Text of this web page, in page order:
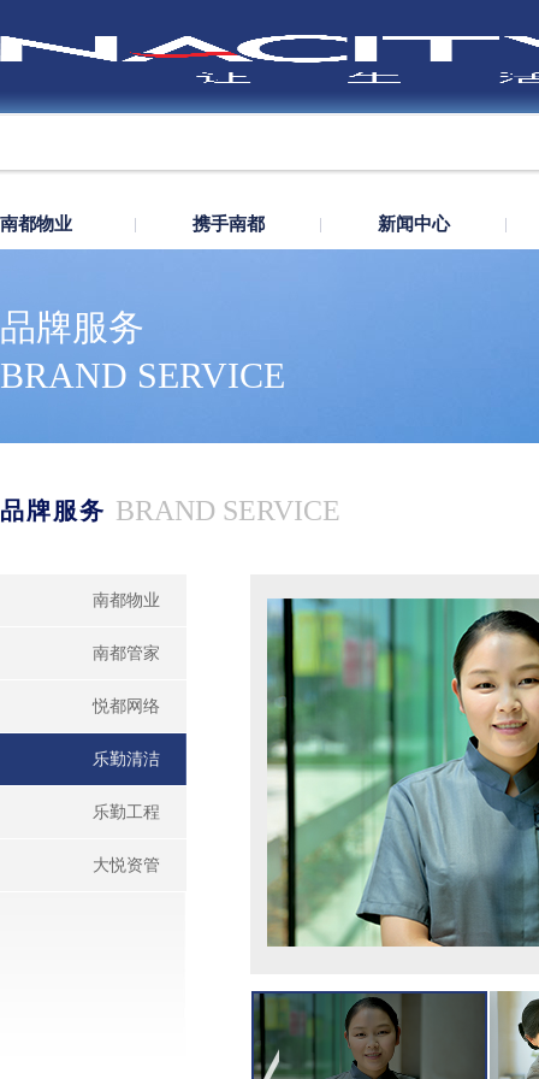
南都物业 携手南都 新闻中心
品牌服务
BRAND SERVICE
品牌服务 BRAND SERVICE
南都物业
南都管家
悦都网络
乐勤清洁
乐勤工程
大悦资管